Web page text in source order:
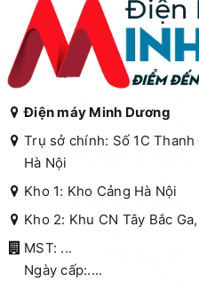
Điện máy Minh Dương
Trụ sở chính: Số 1C
Hà Nội
Kho 1: Kho Cảng Hà Nội
Kho 2: Khu CN Tây Bắc
MST: ...
Ngày cấp:....